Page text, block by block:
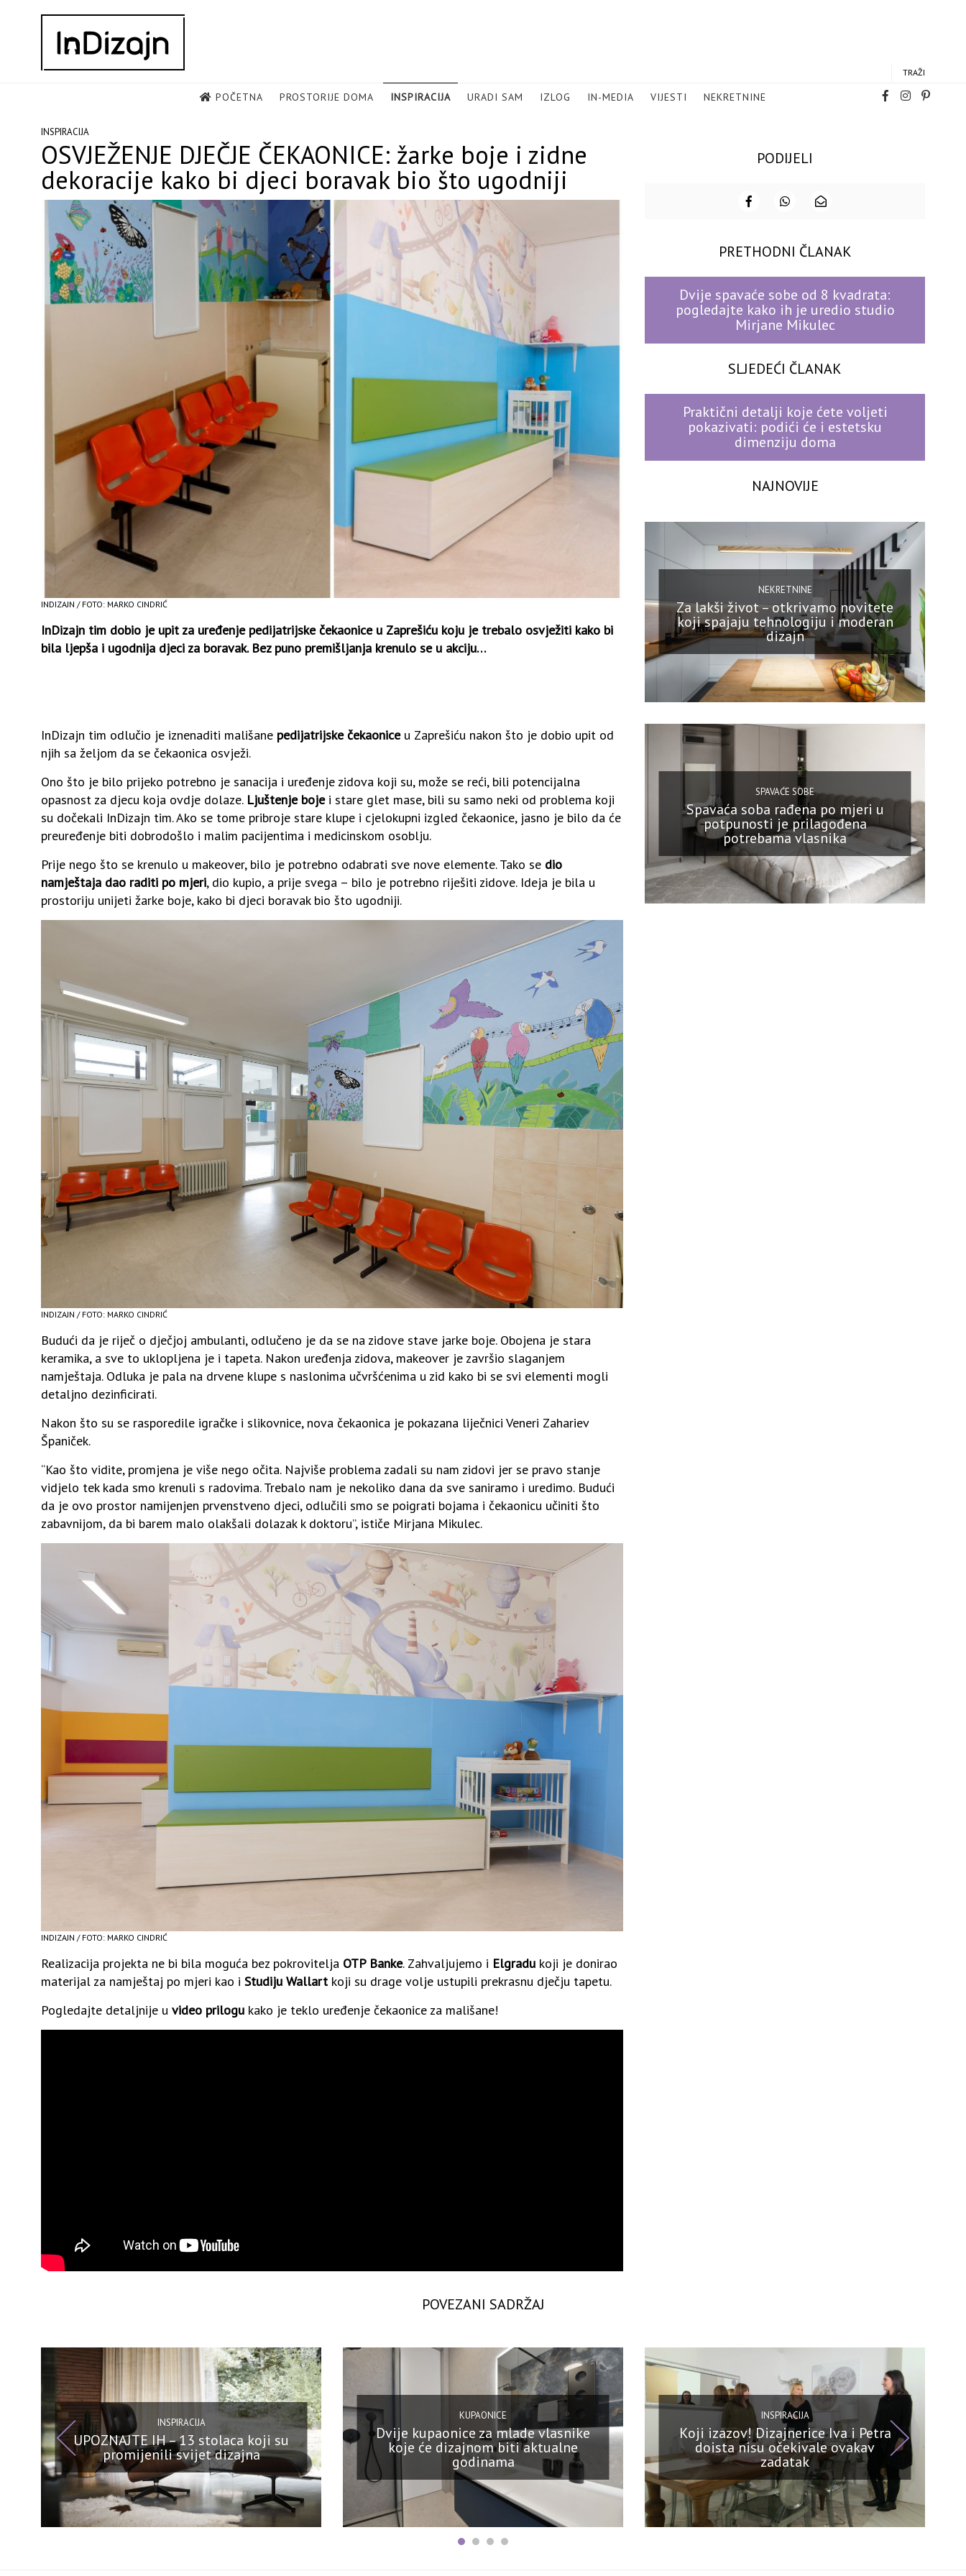
TRAŽI
POČETNA PROSTORIJE DOMA INSPIRACIJA URADI SAM IZLOG IN-MEDIA VIJESTI NEKRETNINE
INSPIRACIJA
OSVJEŽENJE DJEČJE ČEKAONICE: žarke boje i zidne
dekoracije kako bi djeci boravak bio što ugodniji
INDIZAJN / FOTO: MARKO CINDRIĆ
InDizajn tim dobio je upit za uređenje pedijatrijske čekaonice u Zaprešiću koju je trebalo osvježiti kako bi
bila ljepša i ugodnija djeci za boravak. Bez puno premišljanja krenulo se u akciju…
InDizajn tim odlučio je iznenaditi mališane pedijatrijske čekaoniceu Zaprešiću nakon što je dobio upit od
njih sa željom da se čekaonica osvježi.
Ono što je bilo prijeko potrebno je sanacija i uređenje zidova koji su, može se reći, bili potencijalna
opasnost za djecu koja ovdje dolaze. Ljuštenje bojei stare glet mase, bili su samo neki od problema koji
su dočekali InDizajn tim. Ako se tome pribroje stare klupe i cjelokupni izgled čekaonice, jasno je bilo da će
preuređenje biti dobrodošlo i malim pacijentima i medicinskom osoblju.
Prije nego što se krenulo u makeover, bilo je potrebno odabrati sve nove elemente. Tako se dio
namještaja dao raditi po mjeri, dio kupio, a prije svega – bilo je potrebno riješiti zidove. Ideja je bila u
prostoriju unijeti žarke boje, kako bi djeci boravak bio što ugodniji.
INDIZAJN / FOTO: MARKO CINDRIĆ
Budući da je riječ o dječjoj ambulanti, odlučeno je da se na zidove stave jarke boje. Obojena je stara
keramika, a sve to uklopljena je i tapeta. Nakon uređenja zidova, makeover je završio slaganjem
namještaja. Odluka je pala na drvene klupe s naslonima učvršćenima u zid kako bi se svi elementi mogli
detaljno dezinficirati.
Nakon što su se rasporedile igračke i slikovnice, nova čekaonica je pokazana liječnici Veneri Zahariev
Španiček.
“Kao što vidite, promjena je više nego očita. Najviše problema zadali su nam zidovi jer se pravo stanje
vidjelo tek kada smo krenuli s radovima. Trebalo nam je nekoliko dana da sve saniramo i uredimo. Budući
da je ovo prostor namijenjen prvenstveno djeci, odlučili smo se poigrati bojama i čekaonicu učiniti što
zabavnijom, da bi barem malo olakšali dolazak k doktoru”, ističe Mirjana Mikulec.
INDIZAJN / FOTO: MARKO CINDRIĆ
Realizacija projekta ne bi bila moguća bez pokrovitelja OTP Banke. Zahvaljujemo i Elgradu koji je donirao
materijal za namještaj po mjeri kao i Studiju Wallart koji su drage volje ustupili prekrasnu dječju tapetu.
Pogledajte detaljnije u video prilogu kako je teklo uređenje čekaonice za mališane!
PODIJELI
PRETHODNI ČLANAK
Dvije spavaće sobe od 8 kvadrata:
pogledajte kako ih je uredio studio
Mirjane Mikulec
SLJEDEĆI ČLANAK
Praktični detalji koje ćete voljeti
pokazivati: podići će i estetsku
dimenziju doma
NAJNOVIJE
NEKRETNINE
Za lakši život – otkrivamo novitete
koji spajaju tehnologiju i moderan
dizajn
SPAVAĆE SOBE
Spavaća soba rađena po mjeri u
potpunosti je prilagođena
potrebama vlasnika
POVEZANI SADRŽAJ
INSPIRACIJA
UPOZNAJTE IH – 13 stolaca koji su
promijenili svijet dizajna
KUPAONICE
Dvije kupaonice za mlade vlasnike
koje će dizajnom biti aktualne
godinama
INSPIRACIJA
Koji izazov! Dizajnerice Iva i Petra
doista nisu očekivale ovakav
zadatak